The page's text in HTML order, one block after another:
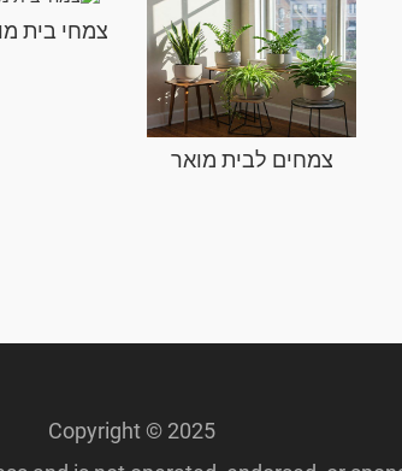
צמחים לבית מואר
צמחי בית
Copyright © 2025